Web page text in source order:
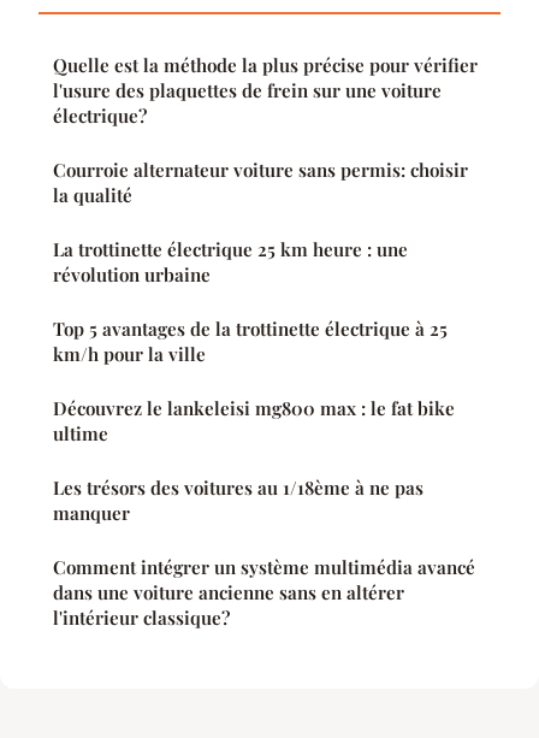
Quelle est la méthode la plus précise pour vérifier
l'usure des plaquettes de frein sur une voiture
électrique?
Courroie alternateur voiture sans permis: choisir
la qualité
La trottinette électrique 25 km heure : une
révolution urbaine
Top 5 avantages de la trottinette électrique à 25
km/h pour la ville
Découvrez le lankeleisi mg800 max : le fat bike
ultime
Les trésors des voitures au 1/18ème à ne pas
manquer
Comment intégrer un système multimédia avancé
dans une voiture ancienne sans en altérer
l'intérieur classique?